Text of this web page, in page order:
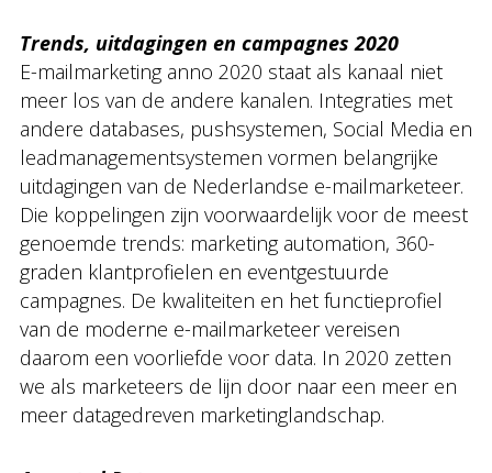
Trends, uitdagingen en campagnes 2020
E-mailmarketing anno 2020 staat als kanaal niet
meer los van de andere kanalen. Integraties met
andere databases, pushsystemen, Social Media en
leadmanagementsystemen vormen belangrijke
uitdagingen van de Nederlandse e-mailmarketeer.
Die koppelingen zijn voorwaardelijk voor de meest
genoemde trends: marketing automation, 360-
graden klantprofielen en eventgestuurde
campagnes. De kwaliteiten en het functieprofiel
van de moderne e-mailmarketeer vereisen
daarom een voorliefde voor data. In 2020 zetten
we als marketeers de lijn door naar een meer en
meer datagedreven marketinglandschap.